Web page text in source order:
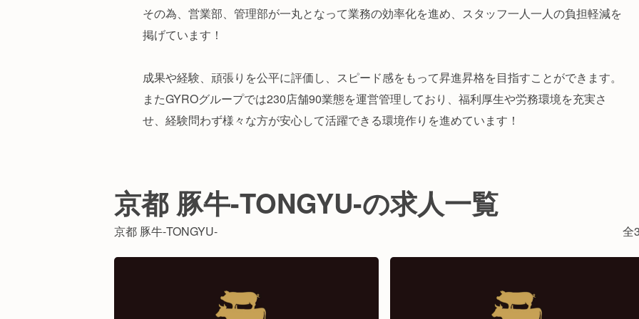
その為、営業部、管理部が一丸となって業務の効率化を進め、スタッフ一人一人の負担軽減を
掲げています！
成果や経験、頑張りを公平に評価し、スピード感をもって昇進昇格を目指すことができます。
またGYROグループでは230店舗90業態を運営管理しており、福利厚生や労務環境を充実さ
せ、経験問わず様々な方が安心して活躍できる環境作りを進めています！
京都 豚牛-TONGYU-の求人一覧
京都 豚牛-TONGYU- 全